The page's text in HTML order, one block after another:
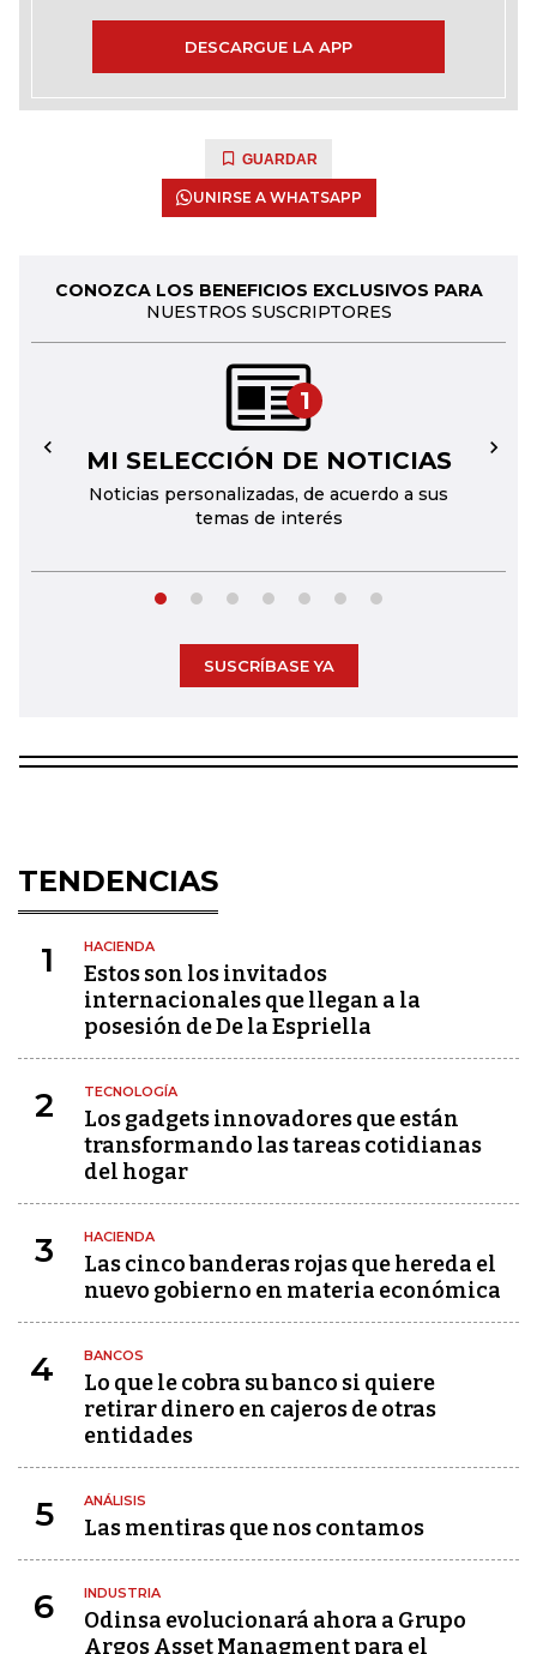
DESCARGUE LA APP
GUARDAR
UNIRSE A WHATSAPP
CONOZCA LOS BENEFICIOS EXCLUSIVOS PARA
NUESTROS SUSCRIPTORES
1
MI SELECCIÓN DE NOTICIAS
Noticias personalizadas, de acuerdo a sus
temas de interés
← →
SUSCRÍBASE YA
TENDENCIAS
1 HACIENDA
Estos son los invitados
internacionales que llegan a la
posesión de De la Espriella
2 TECNOLOGÍA
Los gadgets innovadores que están
transformando las tareas cotidianas
del hogar
3 HACIENDA
Las cinco banderas rojas que hereda el
nuevo gobierno en materia económica
4 BANCOS
Lo que le cobra su banco si quiere
retirar dinero en cajeros de otras
entidades
5 ANÁLISIS
Las mentiras que nos contamos
6 INDUSTRIA
Odinsa evolucionará ahora a Grupo
Argos Asset Managment para el